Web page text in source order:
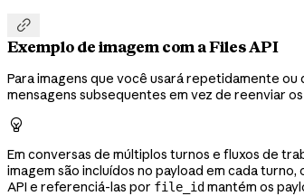

Exemplo de imagem com a Files API
Para imagens que você usará repetidamente
mensagens subsequentes em vez de reenviar

Em conversas de múltiplos turnos e fluxos de
imagem são incluídos no payload em cada
API e referenciá-las por file_id mantém os